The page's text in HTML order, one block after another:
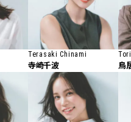
Terasaki Chinami
寺崎千波 鳥
【落
り直
いetc.
ラッシ